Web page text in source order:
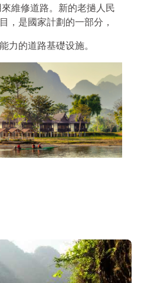
維修道路。新的老撾人民
，是國家計劃的一部分，
力的道路基礎设施。